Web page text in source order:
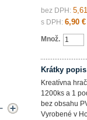
bez DPH:
s DPH: 6,90 €
Množ.
Krátky popis
Kreatívna
1200ks a 1
bez obsahu
Vyrobené v